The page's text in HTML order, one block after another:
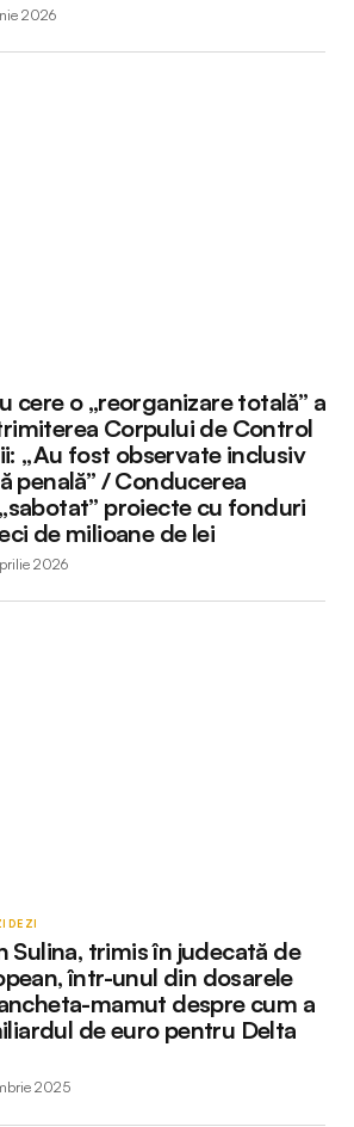
2026
cere o „reorganizare totală” a
Corpului de Control
„Au fost observate inclusiv
penală” / Conducerea
proiecte cu fonduri
de milioane de lei
2026
DE ZI
Sulina, trimis în judecată de
într-unul din dosarele
mamut despre cum a
de euro pentru Delta
2025